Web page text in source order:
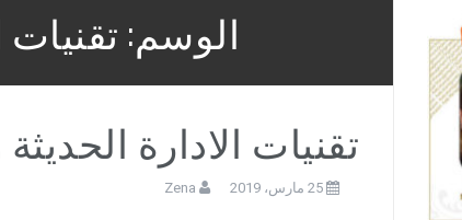
الوسم: تقنيات
تقنيات الادارة
25 مارس، 2019 Zena